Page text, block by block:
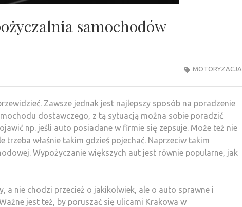
samochodów
MOTORYZACJA
Zawsze jednak jest najlepszy sposób na poradzenie
dostawczego, z tą sytuacją można sobie poradzić
np. jeśli auto posiadane w firmie się zepsuje. Może też nie
trzeba właśnie takim gdzieś pojechać. Naprzeciw takim
Wypożyczanie większych aut jest równie popularne, jak
a nie chodzi przecież o jakikolwiek, ale o auto sprawne i
jest też, by poruszać się ulicami Krakowa w